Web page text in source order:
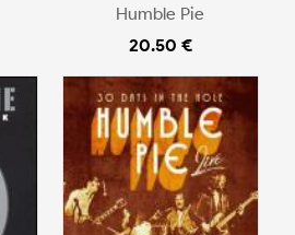
Humble Pie
20.50 €